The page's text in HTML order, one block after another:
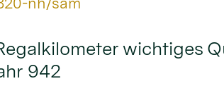
wichtiges
942